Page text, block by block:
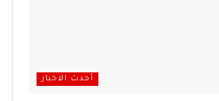
أحدث الاخبار